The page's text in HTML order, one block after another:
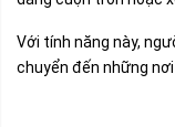
Với tính năng này,
chuyển đến những